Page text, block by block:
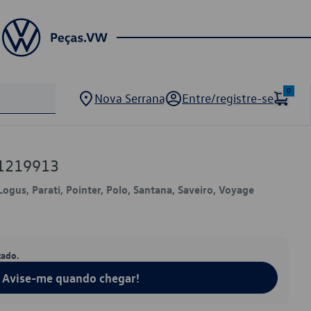
Nova Serrana Entre/registre-se
0
Parati, Pointer, Polo, Santana, Saveiro, Voyage
Avise-me quando chegar!